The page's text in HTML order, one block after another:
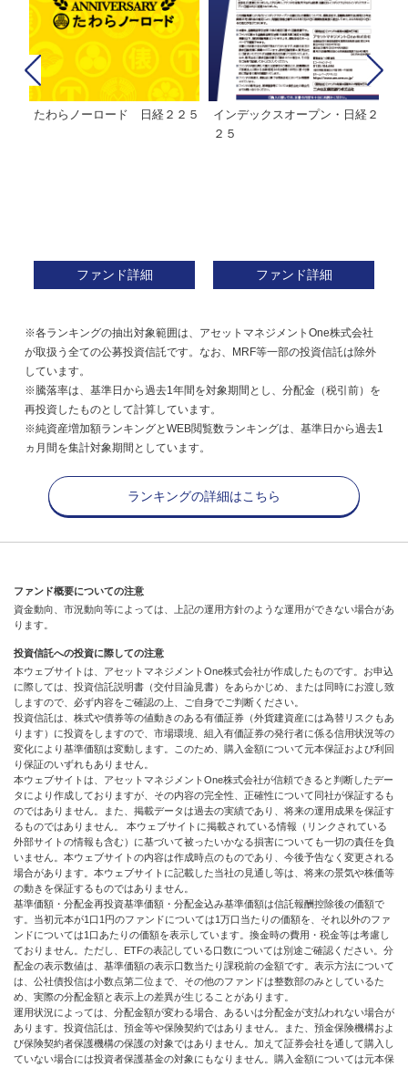
たわらノーロード 日経２２５
ファンド詳細
インデックスオープン・日経２
２５
ファンド詳細
※各ランキングの抽出対象範囲は、アセットマネジメントOne株式会社
が取扱う全ての公募投資信託です。なお、MRF等一部の投資信託は除外
しています。
※騰落率は、基準日から過去1年間を対象期間とし、分配金（税引前）を
再投資したものとして計算しています。
※純資産増加額ランキングとWEB閲覧数ランキングは、基準日から過去1
ヵ月間を集計対象期間としています。
ランキングの詳細はこちら
ファンド概要についての注意
資金動向、市況動向等によっては、上記の運用方針のような運用ができない場合があ
ります。
投資信託への投資に際しての注意
本ウェブサイトは、アセットマネジメントOne株式会社が作成したものです。お申込
に際しては、投資信託説明書（交付目論見書）をあらかじめ、または同時にお渡し致
しますので、必ず内容をご確認の上、ご自身でご判断ください。
投資信託は、株式や債券等の値動きのある有価証券（外貨建資産には為替リスクもあ
ります）に投資をしますので、市場環境、組入有価証券の発行者に係る信用状況等の
変化により基準価額は変動します。このため、購入金額について元本保証および利回
り保証のいずれもありません。
本ウェブサイトは、アセットマネジメントOne株式会社が信頼できると判断したデー
タにより作成しておりますが、その内容の完全性、正確性について同社が保証するも
のではありません。また、掲載データは過去の実績であり、将来の運用成果を保証す
るものではありません。 本ウェブサイトに掲載されている情報（リンクされている
外部サイトの情報も含む）に基づいて被ったいかなる損害についても一切の責任を負
いません。本ウェブサイトの内容は作成時点のものであり、今後予告なく変更される
場合があります。本ウェブサイトに記載した当社の見通し等は、将来の景気や株価等
の動きを保証するものではありません。
基準価額・分配金再投資基準価額・分配金込み基準価額は信託報酬控除後の価額で
す。当初元本が1口1円のファンドについては1万口当たりの価額を、それ以外のファ
ンドについては1口あたりの価額を表示しています。換金時の費用・税金等は考慮し
ておりません。ただし、ETFの表記している口数については別途ご確認ください。分
配金の表示数値は、基準価額の表示口数当たり課税前の金額です。表示方法について
は、公社債投信は小数点第二位まで、その他のファンドは整数部のみとしているた
め、実際の分配金額と表示上の差異が生じることがあります。
運用状況によっては、分配金額が変わる場合、あるいは分配金が支払われない場合が
あります。投資信託は、預金等や保険契約ではありません。また、預金保険機構およ
び保険契約者保護機構の保護の対象ではありません。加えて証券会社を通して購入し
ていない場合には投資者保護基金の対象にもなりません。購入金額については元本保